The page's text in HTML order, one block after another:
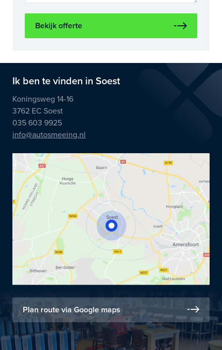
Bekijk offerte
Ik ben te vinden in Soest
Koningsweg 14-16
3762 EC Soest
035 603 9925
info@autosmeeing.nl
Plan route via Google maps